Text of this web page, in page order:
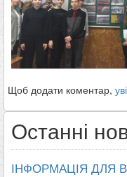
Щоб додати коментар,
Останні
ІНФОРМАЦІЯ ДЛЯ